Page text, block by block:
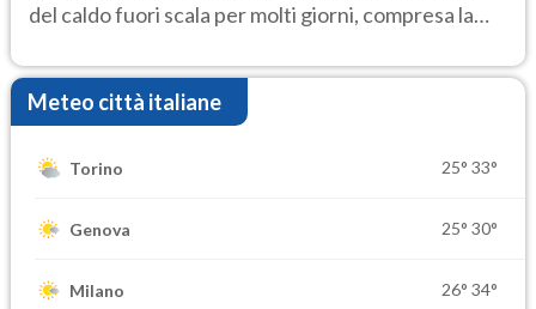
del caldo fuori scala per molti giorni, compresa la
Meteo città italiane
Torino 25° 33°
Genova 25° 30°
Milano 26° 34°